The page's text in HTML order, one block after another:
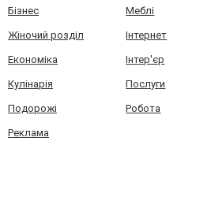
Бізнес Меблі
Жіночий розділ Інтернет
Економіка Інтер'єр
Кулінарія Послуги
Подорожі Робота
Реклама